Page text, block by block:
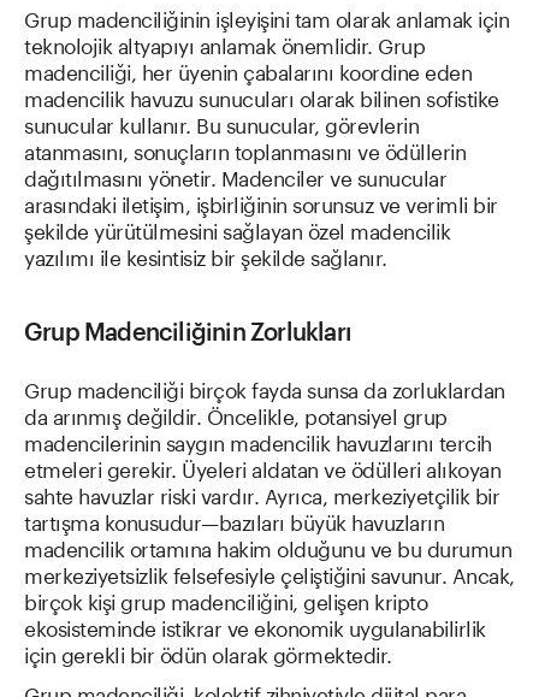
Grup madenciliğinin işleyişini tam olarak anlamak için
teknolojik altyapıyı anlamak önemlidir. Grup
madenciliği, her üyenin çabalarını koordine eden
madencilik havuzu sunucuları olarak bilinen sofistike
sunucular kullanır. Bu sunucular, görevlerin
atanmasını, sonuçların toplanmasını ve ödüllerin
dağıtılmasını yönetir. Madenciler ve sunucular
arasındaki iletişim, işbirliğinin sorunsuz ve verimli bir
şekilde yürütülmesini sağlayan özel madencilik
yazılımı ile kesintisiz bir şekilde sağlanır.
Grup Madenciliğinin Zorlukları
Grup madenciliği birçok fayda sunsa da zorluklardan
da arınmış değildir. Öncelikle, potansiyel grup
madencilerinin saygın madencilik havuzlarını tercih
etmeleri gerekir. Üyeleri aldatan ve ödülleri alıkoyan
sahte havuzlar riski vardır. Ayrıca, merkeziyetçilik bir
tartışma konusudur—bazıları büyük havuzların
madencilik ortamına hakim olduğunu ve bu durumun
merkeziyetsizlik felsefesiyle çeliştiğini savunur. Ancak,
birçok kişi grup madenciliğini, gelişen kripto
ekosisteminde istikrar ve ekonomik uygulanabilirlik
için gerekli bir ödün olarak görmektedir.